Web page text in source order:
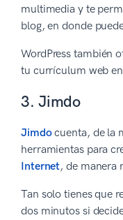
multimedia y te
blog, en donde
WordPress también
tu currículum web
3. Jimdo
Jimdocuenta, de la
herramientas para
Internet, de manera
Tan solo tienes que
dos minutos si